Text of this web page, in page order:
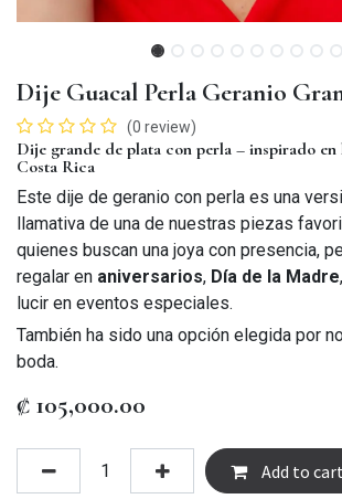
Dije Guacal Perla Geranio
(0 review)
Dije grande de plata con perla – inspirado en
Costa Rica
Este dije de geranio con perla es una
llamativa de una de nuestras piezas
quienes buscan una joya con presencia,
regalar en aniversarios, Día de la Madre,
lucir en eventos especiales.
También ha sido una opción elegida por
boda.
₡ 105,000.00
Add to cart